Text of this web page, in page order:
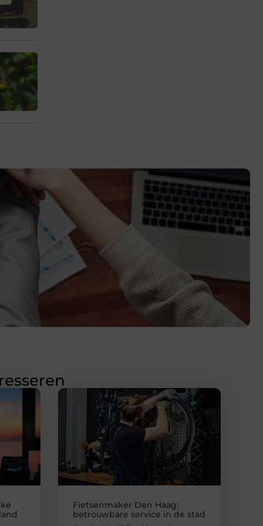
Fietsenmaker Den Haag:
betrouwbare service in de stad